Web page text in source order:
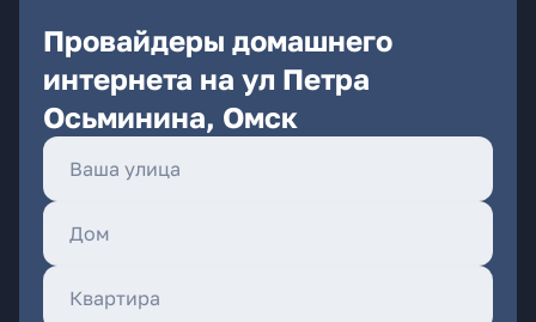
Провайдеры домашнего
интернета на ул Петра
Осьминина, Омск